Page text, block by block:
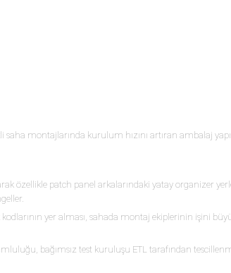
montajlarında kurulum hızını artıran ambalaj
özellikle patch panel arkalarındaki yatay organizer
yer alması, sahada montaj ekiplerinin işini
bağımsız test kuruluşu ETL tarafından